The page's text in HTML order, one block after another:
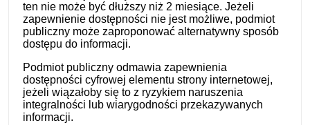
ten nie może być dłuższy niż 2 miesiące. Jeżeli
zapewnienie dostępności nie jest możliwe, podmiot
publiczny może zaproponować alternatywny sposób
dostępu do informacji.
Podmiot publiczny odmawia zapewnienia
dostępności cyfrowej elementu strony internetowej,
jeżeli wiązałoby się to z ryzykiem naruszenia
integralności lub wiarygodności przekazywanych
informacji.